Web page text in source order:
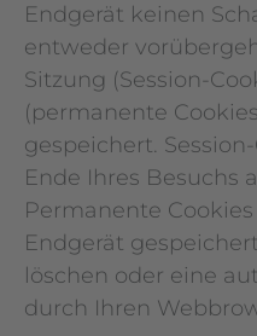
Endgerät keinen
entweder
Sitzung (Session-
(permanente
gespeichert.
Ende Ihres Besuchs
Permanente
Endgerät
löschen oder eine
durch Ihren